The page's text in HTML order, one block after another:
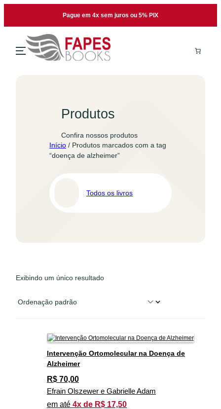
o
conteúdo
Pague em 4x sem juros ou 5% PIX
Produtos
Confira nossos produtos
Início / Produtos marcados com a tag
“doença de alzheimer”
Todos os livros
Exibindo um único resultado
Intervenção Ortomolecular na Doença de
Alzheimer
R$ 70,00
Efrain Olszewer e Gabrielle Adam
em até 4x de R$ 17,50